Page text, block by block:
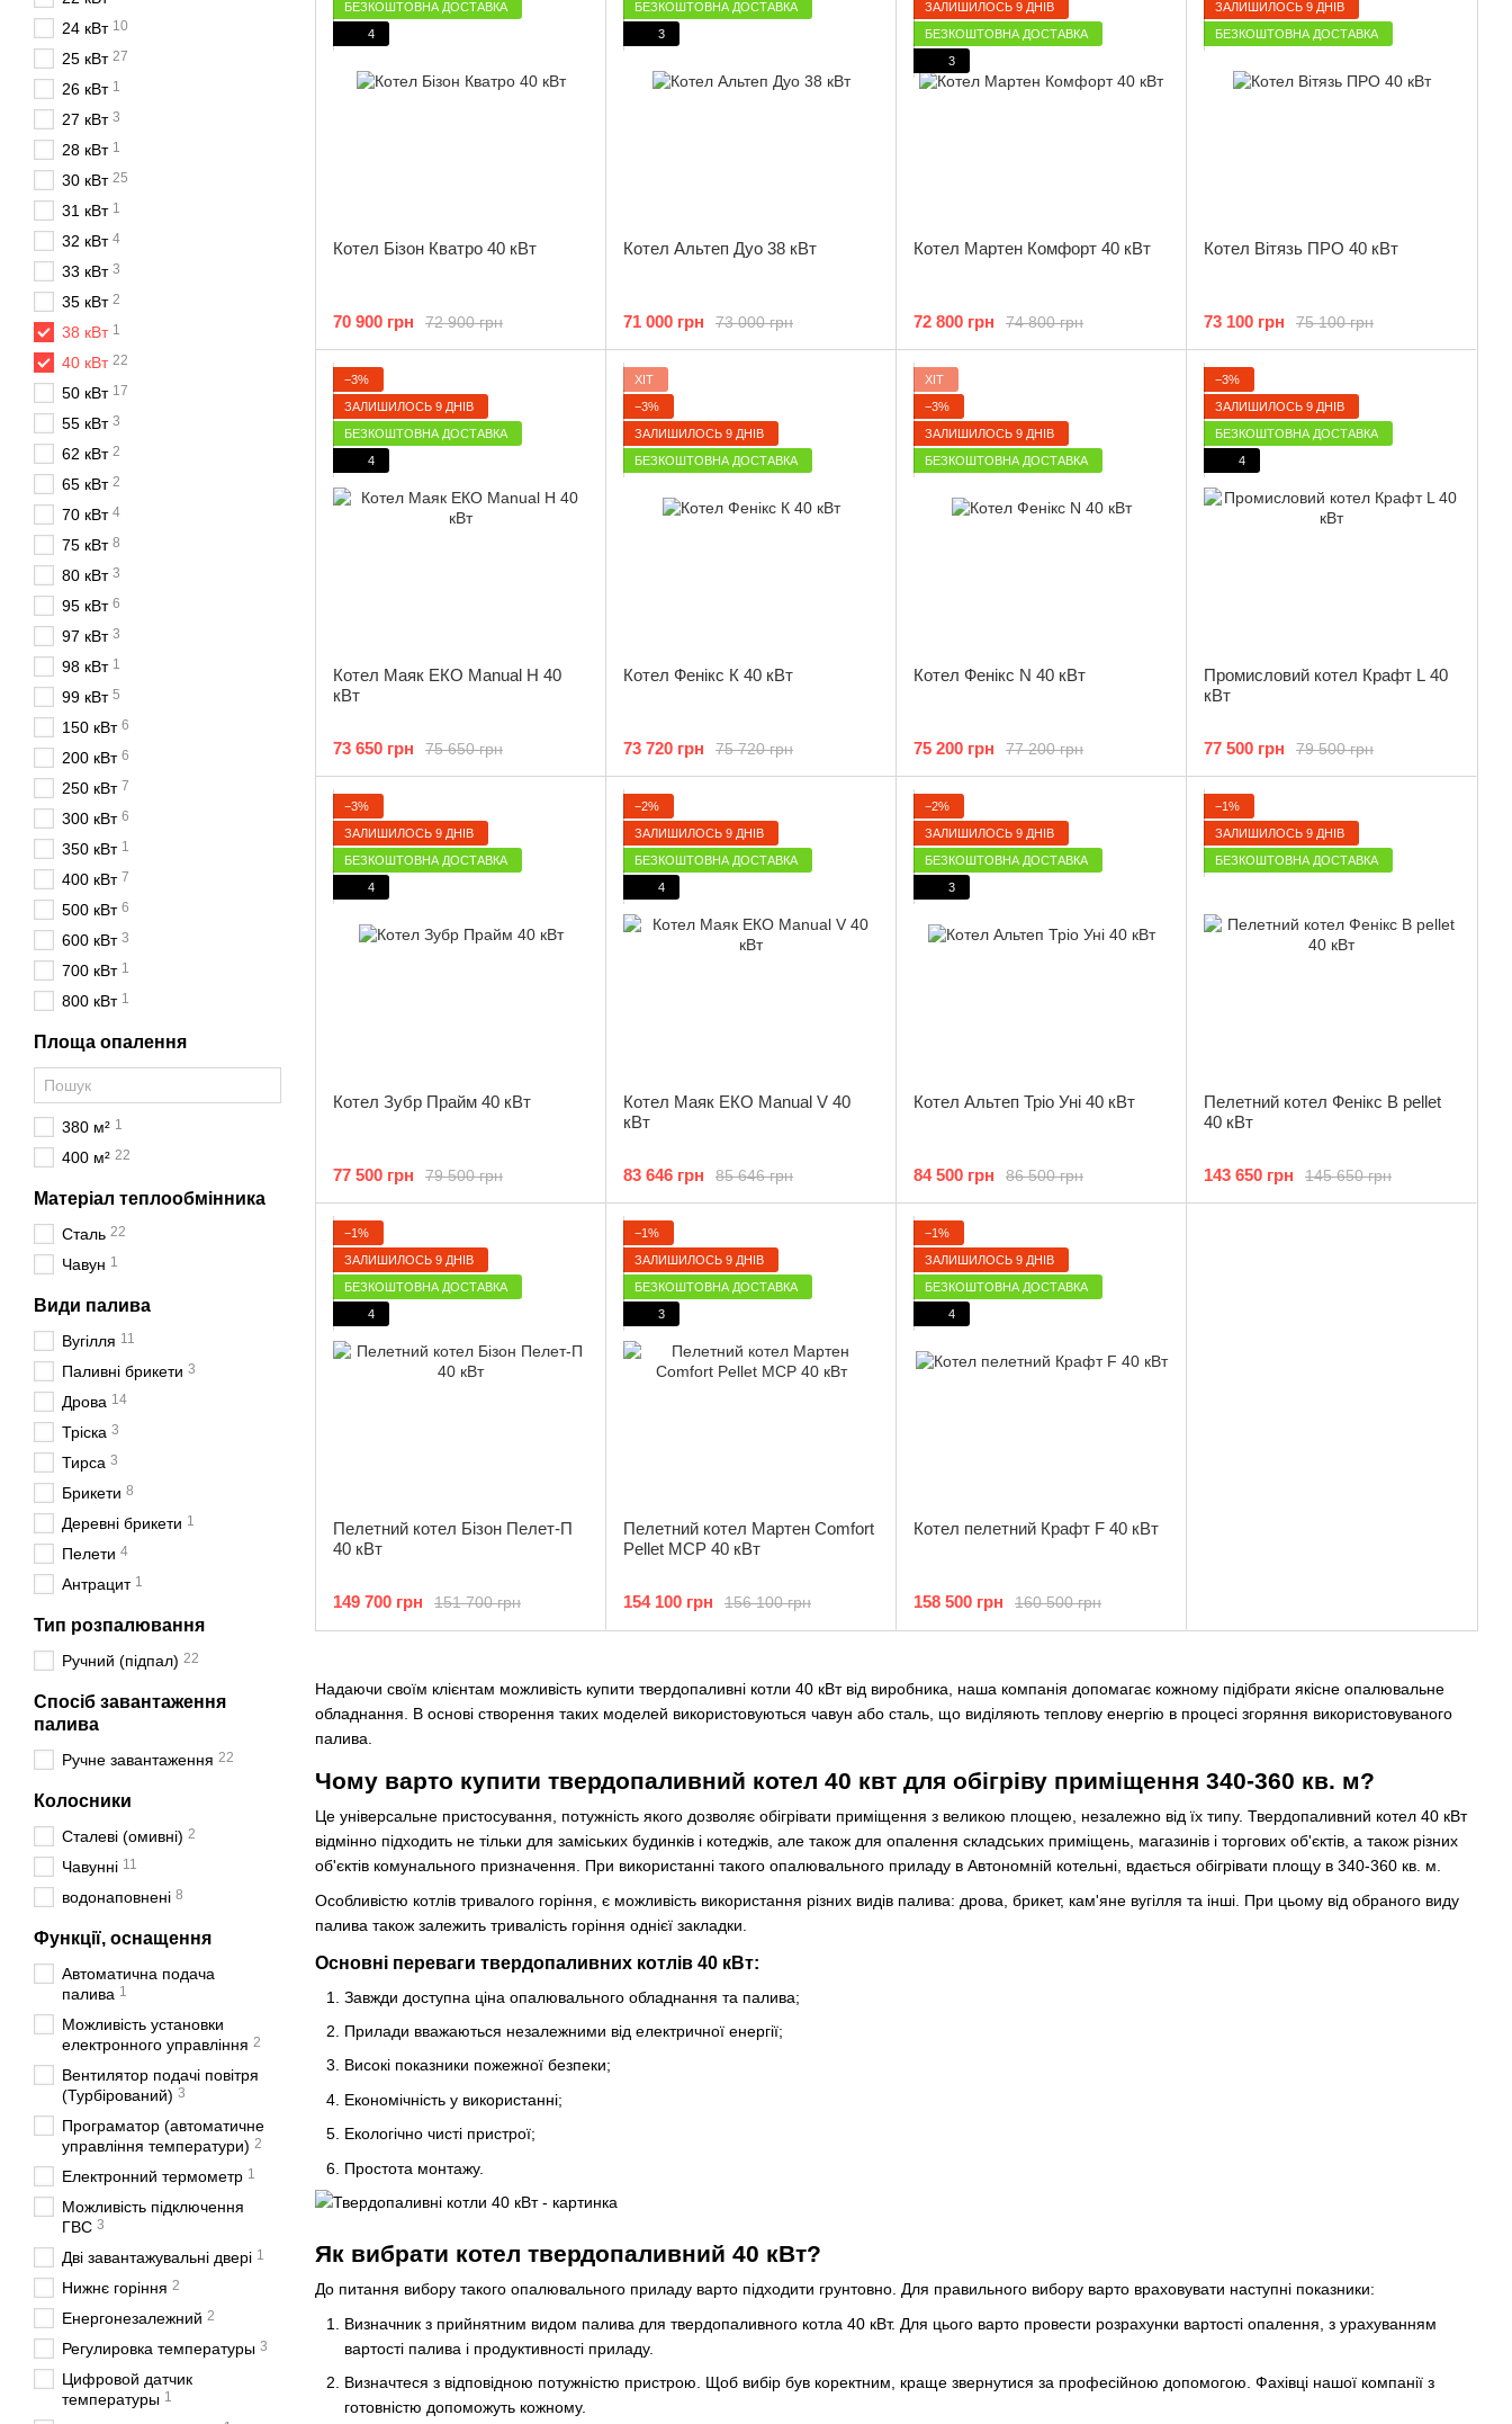
Надаючи своїм клієнтам можливість купити твердопаливні котли 40 кВт від виробника, наша компанія допомагає кожному підібрати якісне опалювальне
обладнання. В основі створення таких моделей використовуються чавун або сталь, що виділяють теплову енергію в процесі згоряння використовуваного
палива.
Чому варто купити твердопаливний котел 40 квт для обігріву приміщення 340-360 кв. м?
Це універсальне пристосування, потужність якого дозволяє обігрівати приміщення з великою площею, незалежно від їх типу. Твердопаливний котел 40 кВт
відмінно підходить не тільки для заміських будинків і котеджів, але також для опалення складських приміщень, магазинів і торгових об'єктів, а також різних
об'єктів комунального призначення. При використанні такого опалювального приладу в Автономній котельні, вдається обігрівати площу в 340-360 кв. м.
Особливістю котлів тривалого горіння, є можливість використання різних видів палива: дрова, брикет, кам'яне вугілля та інші. При цьому від обраного виду
палива також залежить тривалість горіння однієї закладки.
Основні переваги твердопаливних котлів 40 кВт:
Завжди доступна ціна опалювального обладнання та палива;
Прилади вважаються незалежними від електричної енергії;
Високі показники пожежної безпеки;
Економічність у використанні;
Екологічно чисті пристрої;
Простота монтажу.
Як вибрати котел твердопаливний 40 кВт?
До питання вибору такого опалювального приладу варто підходити грунтовно. Для правильного вибору варто враховувати наступні показники:
Визначник з прийнятним видом палива для твердопаливного котла 40 кВт. Для цього варто провести розрахунки вартості опалення, з урахуванням
вартості палива і продуктивності приладу.
Визначтеся з відповідною потужністю пристрою. Щоб вибір був коректним, краще звернутися за професійною допомогою. Фахівці нашої компанії з
готовністю допоможуть кожному.
БЕЗКОШТОВНА ДОСТАВКА
4
Котел Бізон Кватро 40 кВт
72 900 грн
70 900 грн
БЕЗКОШТОВНА ДОСТАВКА
3
Котел Альтеп Дуо 38 кВт
73 000 грн
71 000 грн
ЗАЛИШИЛОСЬ 9 ДНІВ
БЕЗКОШТОВНА ДОСТАВКА
3
Котел Мартен Комфорт 40 кВт
74 800 грн
72 800 грн
ЗАЛИШИЛОСЬ 9 ДНІВ
БЕЗКОШТОВНА ДОСТАВКА
Котел Вітязь ПРО 40 кВт
75 100 грн
73 100 грн
−3%
ЗАЛИШИЛОСЬ 9 ДНІВ
БЕЗКОШТОВНА ДОСТАВКА
4
Котел Маяк ЕКО Manual H 40
кВт
75 650 грн
73 650 грн
ХІТ
−3%
ЗАЛИШИЛОСЬ 9 ДНІВ
БЕЗКОШТОВНА ДОСТАВКА
Котел Фенікс К 40 кВт
75 720 грн
73 720 грн
ХІТ
−3%
ЗАЛИШИЛОСЬ 9 ДНІВ
БЕЗКОШТОВНА ДОСТАВКА
Котел Фенікс N 40 кВт
77 200 грн
75 200 грн
−3%
ЗАЛИШИЛОСЬ 9 ДНІВ
БЕЗКОШТОВНА ДОСТАВКА
4
Промисловий котел Крафт L 40
кВт
79 500 грн
77 500 грн
−3%
ЗАЛИШИЛОСЬ 9 ДНІВ
БЕЗКОШТОВНА ДОСТАВКА
4
Котел Зубр Прайм 40 кВт
79 500 грн
77 500 грн
−2%
ЗАЛИШИЛОСЬ 9 ДНІВ
БЕЗКОШТОВНА ДОСТАВКА
4
Котел Маяк ЕКО Manual V 40
кВт
85 646 грн
83 646 грн
−2%
ЗАЛИШИЛОСЬ 9 ДНІВ
БЕЗКОШТОВНА ДОСТАВКА
3
Котел Альтеп Тріо Уні 40 кВт
86 500 грн
84 500 грн
−1%
ЗАЛИШИЛОСЬ 9 ДНІВ
БЕЗКОШТОВНА ДОСТАВКА
Пелетний котел Фенікс B pellet
40 кВт
145 650 грн
143 650 грн
−1%
ЗАЛИШИЛОСЬ 9 ДНІВ
БЕЗКОШТОВНА ДОСТАВКА
4
Пелетний котел Бізон Пелет-П
40 кВт
151 700 грн
149 700 грн
−1%
ЗАЛИШИЛОСЬ 9 ДНІВ
БЕЗКОШТОВНА ДОСТАВКА
3
Пелетний котел Мартен Comfort
Pellet MCP 40 кВт
156 100 грн
154 100 грн
−1%
ЗАЛИШИЛОСЬ 9 ДНІВ
БЕЗКОШТОВНА ДОСТАВКА
4
Котел пелетний Крафт F 40 кВт
160 500 грн
158 500 грн
24 кВт 10
25 кВт 27
26 кВт 1
27 кВт 3
28 кВт 1
30 кВт 25
31 кВт 1
32 кВт 4
33 кВт 3
35 кВт 2
38 кВт 1
40 кВт 22
50 кВт 17
55 кВт 3
62 кВт 2
65 кВт 2
70 кВт 4
75 кВт 8
80 кВт 3
95 кВт 6
97 кВт 3
98 кВт 1
99 кВт 5
150 кВт 6
200 кВт 6
250 кВт 7
300 кВт 6
350 кВт 1
400 кВт 7
500 кВт 6
600 кВт 3
700 кВт 1
800 кВт 1
Площа опалення
380 м² 1
400 м² 22
Матеріал теплообмінника
Сталь 22
Чавун 1
Види палива
Вугілля 11
Паливні брикети 3
Дрова 14
Тріска 3
Тирса 3
Брикети 8
Деревні брикети 1
Пелети 4
Антрацит 1
Тип розпалювання
Ручний (підпал) 22
Спосіб завантаження
палива
Ручне завантаження 22
Колосники
Сталеві (омивні) 2
Чавунні 11
водонаповнені 8
Функції, оснащення
Автоматична подача
палива 1
Можливість установки
електронного управління 2
Вентилятор подачі повітря
(Турбірований) 3
Програматор (автоматичне
управління температури) 2
Електронний термометр 1
Можливість підключення
ГВС 3
Дві завантажувальні двері 1
Нижнє горіння 2
Енергонезалежний 2
Регулировка температуры 3
Цифровой датчик
температуры 1